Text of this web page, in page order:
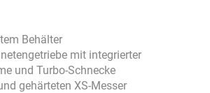
Behälter
mit integrierter
und Turbo-Schnecke
gehärteten XS-Messer